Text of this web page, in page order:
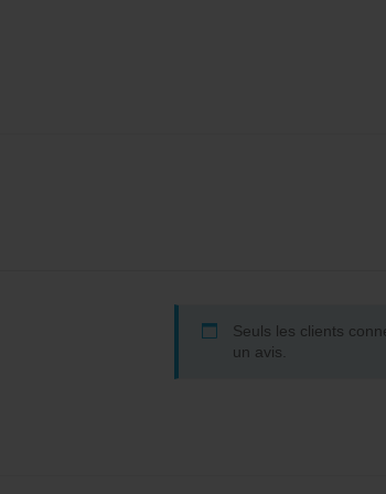
Seuls les clients
un avis.